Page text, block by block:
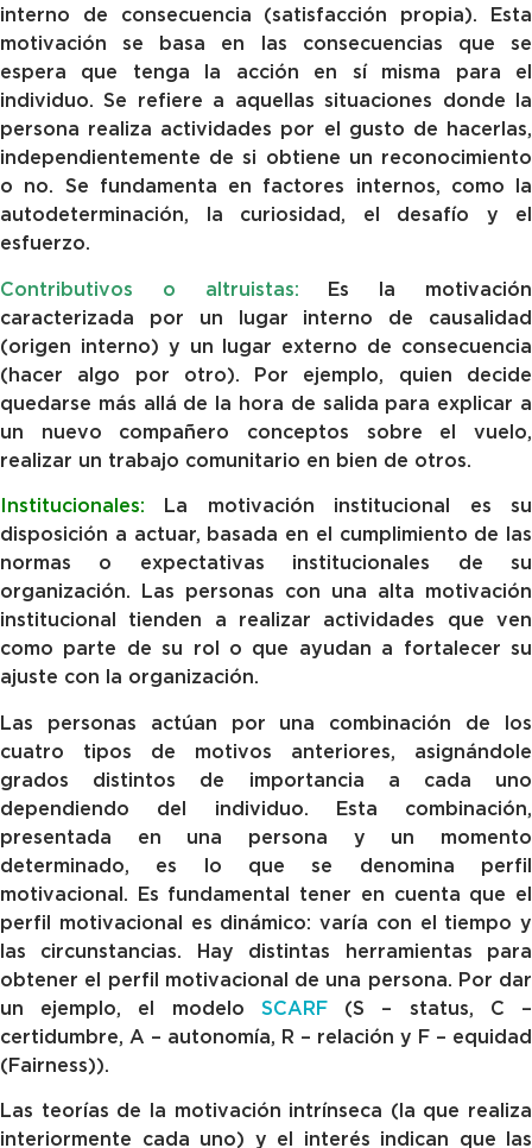
interno de consecuencia (satisfacción propia). Esta
motivación se basa en las consecuencias que se
espera que tenga la acción en sí misma para el
individuo. Se refiere a aquellas situaciones donde la
persona realiza actividades por el gusto de hacerlas,
independientemente de si obtiene un reconocimiento
o no. Se fundamenta en factores internos, como la
autodeterminación, la curiosidad, el desafío y el
esfuerzo.
Contributivos o altruistas: Es la motivación
caracterizada por un lugar interno de causalidad
(origen interno) y un lugar externo de consecuencia
(hacer algo por otro). Por ejemplo, quien decide
quedarse más allá de la hora de salida para explicar a
un nuevo compañero conceptos sobre el vuelo,
realizar un trabajo comunitario en bien de otros.
Institucionales: La motivación institucional es su
disposición a actuar, basada en el cumplimiento de las
normas o expectativas institucionales de su
organización. Las personas con una alta motivación
institucional tienden a realizar actividades que ven
como parte de su rol o que ayudan a fortalecer su
ajuste con la organización.
Las personas actúan por una combinación de los
cuatro tipos de motivos anteriores, asignándole
grados distintos de importancia a cada uno
dependiendo del individuo. Esta combinación,
presentada en una persona y un momento
determinado, es lo que se denomina perfil
motivacional. Es fundamental tener en cuenta que el
perfil motivacional es dinámico: varía con el tiempo y
las circunstancias. Hay distintas herramientas para
obtener el perfil motivacional de una persona. Por dar
un ejemplo, el modelo
SCARF
(S – status, C –
certidumbre, A – autonomía, R – relación y F – equidad
(Fairness)).
Las teorías de la motivación intrínseca (la que realiza
interiormente cada uno) y el interés indican que las